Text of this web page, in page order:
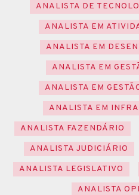
ANALISTA DE
ANALISTA EM
ANALISTA EM
ANALISTA EM
ANALISTA EM
ANALISTA EM
ANALISTA FAZENDÁRIO
ANALISTA JUDICIÁRIO
ANALISTA LEGISLATIVO
ANALISTA